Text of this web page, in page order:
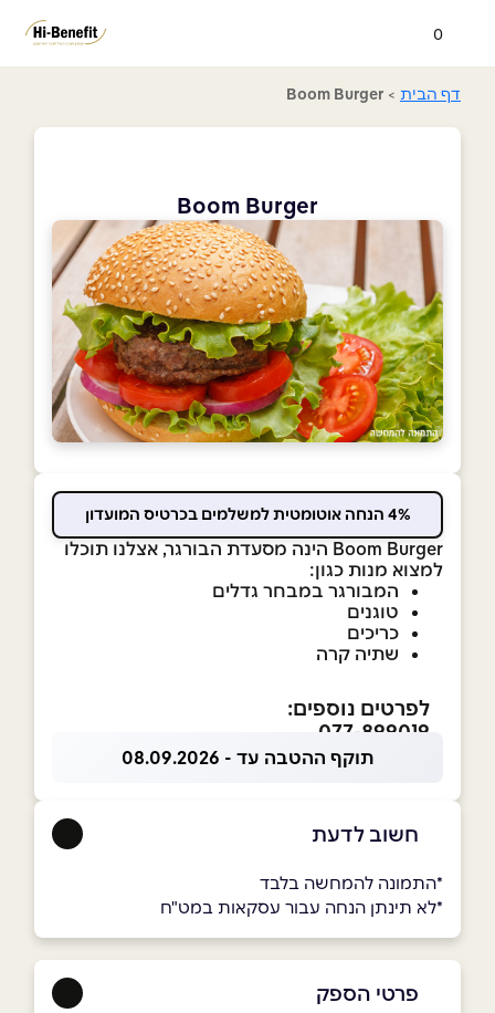
0
דף הבית >
Boom Burger
Boom Burger
4% הנחה אוטומטית למשלמים בכרטיס המועדון
Boom Burger הינה
מסעדת הבורגר, אצלנו תוכלו
למצוא מנות כגון:
המבורגר במבחר גדלים
טוגנים
כריכים
שתיה קרה
לפרטים נוספים:
תוקף ההטבה עד - 08.09.2026
חשוב לדעת
*התמונה להמחשה בלבד
*לא תינתן הנחה עבור עסקאות במט"ח
פרטי הספק